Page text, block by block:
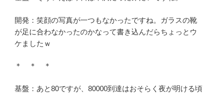
開発：笑顔の写真が一つもなかったですね。ガラスの靴
が足に合わなかったのかなって書き込んだらちょっとウ
ケましたｗ
＊ ＊ ＊
基盤：あと80ですが、80000到達はおそらく夜が明ける頃